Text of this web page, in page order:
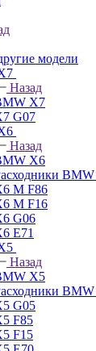
модели
Назад
X7
G07
Назад
X6
M F86
M F16
G06
E71
Назад
X5
G05
F85
F15